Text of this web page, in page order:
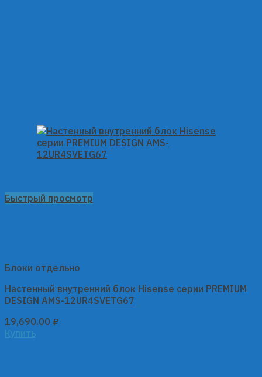
Быстрый просмотр
Блоки отдельно
Настенный внутренний блок Hisense серии PREMIUM
DESIGN AMS-12UR4SVETG67
19,690.00 ₽
Купить